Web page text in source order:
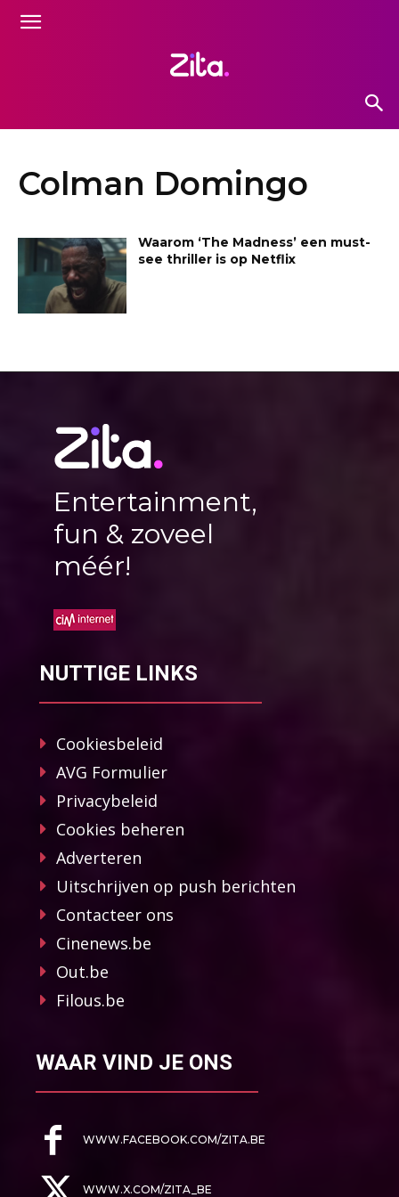
Colman Domingo
Waarom ‘The Madness’ een must-
see thriller is op Netflix
Entertainment,
fun & zoveel
méér!
NUTTIGE LINKS
Cookiesbeleid
AVG Formulier
Privacybeleid
Cookies beheren
Adverteren
Uitschrijven op push berichten
Contacteer ons
Cinenews.be
Out.be
Filous.be
WAAR VIND JE ONS
WWW.FACEBOOK.COM/ZITA.BE
WWW.X.COM/ZITA_BE